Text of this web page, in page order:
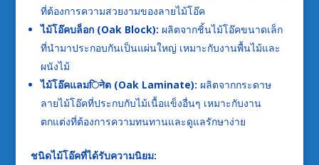
ที่ต้องการความสวยงามของลายไม้โอ๊ค
ไม้โอ๊คบล็อก (Oak Block): ผลิตจากชิ้นไม้โอ๊คขนาดเล็ก
ที่นำมาประกอบกันเป็นแผ่นใหญ่ เหมาะกับงานพื้นไม้และ
ผนังไม้
ไม้โอ๊คแลมिनेต (Oak Laminate): ผลิตจากกระดาษ
ลายไม้โอ๊คที่ประกบกับไม้เนื้อแข็งอื่นๆ เหมาะกับงาน
ตกแต่งที่ต้องการความทนทานและดูแลรักษาง่าย
ชนิดไม้โอ๊คที่ได้รับความนิยม: